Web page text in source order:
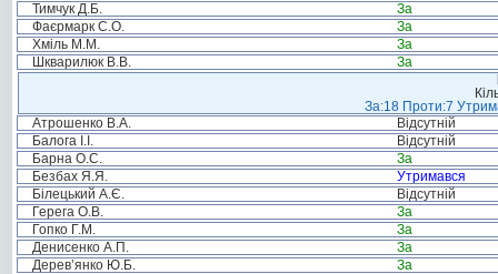
Тимчук Д.Б.
За
Фаєрмарк С.О.
За
Хміль М.М.
За
Шкварилюк В.В.
За
За:18 Проти:7
Атрошенко В.А.
Відсутній
Балога І.І.
Відсутній
Барна О.С.
За
Безбах Я.Я.
Утримався
Білецький А.Є.
Відсутній
Герега О.В.
За
Гопко Г.М.
За
Денисенко А.П.
За
Дерев’янко Ю.Б.
За